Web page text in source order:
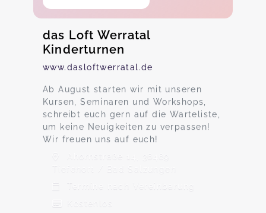
das Loft Werratal
Kinderturnen
www.dasloftwerratal.de
Ab August starten wir mit unseren
Kursen, Seminaren und Workshops,
schreibt euch gern auf die Warteliste,
um keine Neuigkeiten zu verpassen!
Wir freuen uns auf euch!
Ahornstraße 14, 36469
Tiefenort / Bad Salzungen
Termine nach Vereinbarung